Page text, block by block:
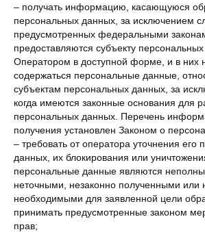
– получать информацию, касающуюся
персональных данных, за исключением
предусмотренных федеральными
предоставляются субъекту
Оператором в доступной форме, и в них
содержаться персональные данные,
субъектам персональных данных, за
когда имеются законные основания для
персональных данных. Перечень
получения установлен Законом о
– требовать от оператора уточнения его
данных, их блокирования или
персональные данные являются
неточными, незаконно полученными или
необходимыми для заявленной цели
принимать предусмотренные законом
прав;